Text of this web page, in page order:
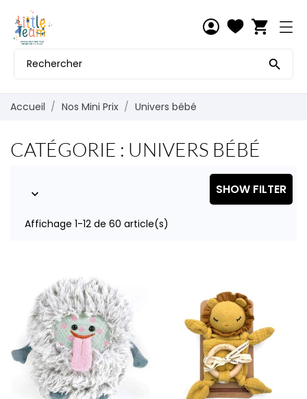
shopping_cart

Accueil Nos Mini Prix Univers bébé
CATÉGORIE : UNIVERS BÉBÉ
 SHOW FILTER
Affichage 1-12 de 60 article(s)